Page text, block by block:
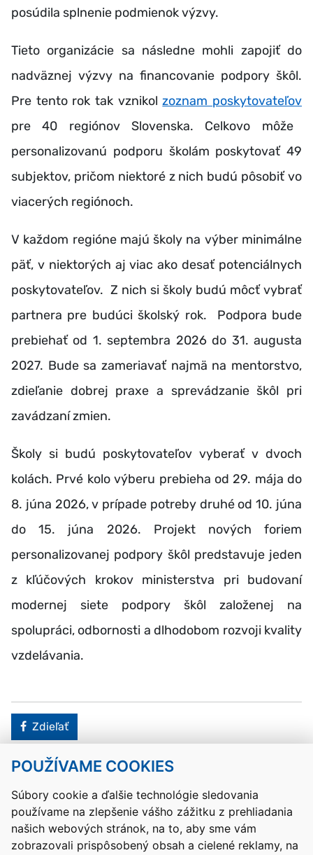
POUŽÍVAME COOKIES
Súbory cookie a ďalšie technológie sledovania
používame na zlepšenie vášho zážitku z prehliadania
našich webových stránok, na to, aby sme vám
zobrazovali prispôsobený obsah a cielené reklamy, na
posúdila splnenie podmienok výzvy.
Tieto organizácie sa následne mohli zapojiť do
nadväznej výzvy na financovanie podpory škôl.
Pre tento rok tak vznikolzoznam poskytovateľov
pre 40 regiónov Slovenska. Celkovo môže
personalizovanú podporu školám poskytovať 49
subjektov, pričom niektoré z nich budú pôsobiť vo
viacerých regiónoch.
V každom regióne majú školy na výber minimálne
päť, v niektorých aj viac ako desať potenciálnych
poskytovateľov. Z nich si školy budú môcť vybrať
partnera pre budúci školský rok. Podpora bude
prebiehať od 1. septembra 2026 do 31. augusta
2027. Bude sa zameriavať najmä na mentorstvo,
zdieľanie dobrej praxe a sprevádzanie škôl pri
zavádzaní zmien.
Školy si budú poskytovateľov vyberať v dvoch
kolách. Prvé kolo výberu prebieha od 29. mája do
8. júna 2026, v prípade potreby druhé od 10. júna
do 15. júna 2026. Projekt nových foriem
personalizovanej podpory škôl predstavuje jeden
z kľúčových krokov ministerstva pri budovaní
modernej siete podpory škôl založenej na
spolupráci, odbornosti a dlhodobom rozvoji kvality
vzdelávania.
Facebook
Zdieľať
Kontakty Mapa stránky RSS
Vyhlásenie o prístupnosti
Nastavenia cookies